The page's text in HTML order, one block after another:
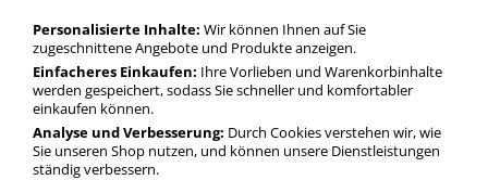
günstigen Preis. Finden Sie schnell Unterschriftenmappen 20
Fächer mit unserer Filter-Funktion.
Unterschriftenmappen 20 Fächer
mehr Infos zur Kategorie
Personalisierte Inhalte: Wir können Ihnen auf Sie
zugeschnittene Angebote und Produkte anzeigen.
Einfacheres Einkaufen: Ihre Vorlieben und Warenkorbinhalte
werden gespeichert, sodass Sie schneller und komfortabler
einkaufen können.
Analyse und Verbesserung: Durch Cookies verstehen wir, wie
Sie unseren Shop nutzen, und können unsere Dienstleistungen
ständig verbessern.